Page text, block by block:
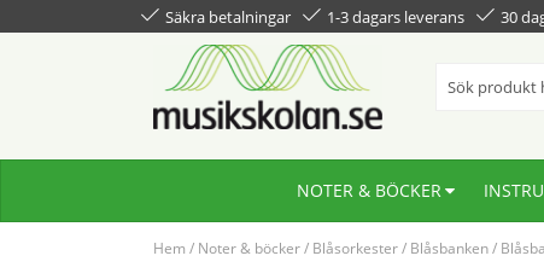
Säkra betalningar 1-3 dagars leverans 30
NOTER & BÖCKER
Hem / Noter & böcker/ Blåsorkester/ Blåsbanken/